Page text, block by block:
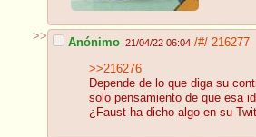
>> Anónimo 21/04/22 06:04 /#/ 216277
>>216276
Depende de lo que diga su
solo pensamiento de que esa
¿Faust ha dicho algo en su